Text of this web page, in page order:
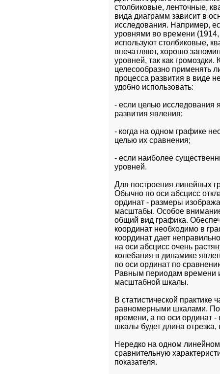
столбиковые, ленточные,
вида диаграмм зависит в
исследования. Например,
уровнями во времени (1914,
используют столбиковые,
впечатляют, хорошо
уровней, так как
целесообразно применять
процесса развития в виде
удобно использовать:
- если целью исследования
развития явления;
- когда на одном графике
целью их сравнения;
- если наиболее
уровней.
Для построения линейных
Обычно по оси абсцисс
ординат - размеры
масштабы. Особое внимание
общий вид графика.
координат необходимо в
координат дает
на оси абсцисс очень
колебания в динамике
по оси ординат по
Равным периодам времени
масштабной шкалы.
В статистической
равномерными шкалами. По
времени, а по оси ординат
шкалы будет длина отрезка,
Нередко на одном
сравнительную
показателя.